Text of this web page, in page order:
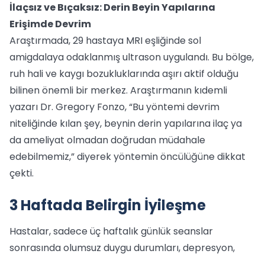
İlaçsız ve Bıçaksız: Derin Beyin Yapılarına
Erişimde Devrim
Araştırmada, 29 hastaya MRI eşliğinde sol
amigdalaya odaklanmış ultrason uygulandı. Bu bölge,
ruh hali ve kaygı bozukluklarında aşırı aktif olduğu
bilinen önemli bir merkez. Araştırmanın kıdemli
yazarı Dr. Gregory Fonzo, “Bu yöntemi devrim
niteliğinde kılan şey, beynin derin yapılarına ilaç ya
da ameliyat olmadan doğrudan müdahale
edebilmemiz,” diyerek yöntemin öncülüğüne dikkat
çekti.
3 Haftada Belirgin İyileşme
Hastalar, sadece üç haftalık günlük seanslar
sonrasında olumsuz duygu durumları, depresyon,